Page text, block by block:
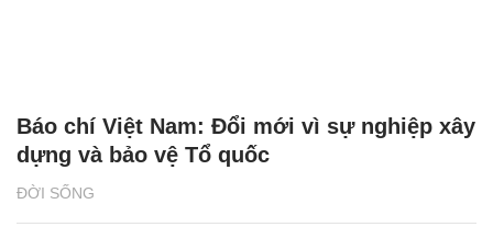
ĐỜI SỐNG
Báo chí Việt Nam: Đổi mới vì sự nghiệp xây
dựng và bảo vệ Tổ quốc